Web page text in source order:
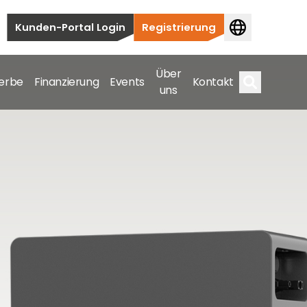
Kunden-Portal Login Registrierung
Finanzierung Events
Über
uns
Kontakt
Spektrum ab.
hin zu kommerziellen und versorgungstechnischen